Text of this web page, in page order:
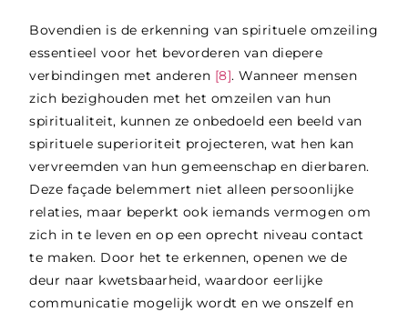
Bovendien is de erkenning van spirituele omzeiling
essentieel voor het bevorderen van diepere
verbindingen met anderen [8]. Wanneer mensen
zich bezighouden met het omzeilen van hun
spiritualiteit, kunnen ze onbedoeld een beeld van
spirituele superioriteit projecteren, wat hen kan
vervreemden van hun gemeenschap en dierbaren.
Deze façade belemmert niet alleen persoonlijke
relaties, maar beperkt ook iemands vermogen om
zich in te leven en op een oprecht niveau contact
te maken. Door het te erkennen, openen we de
deur naar kwetsbaarheid, waardoor eerlijke
communicatie mogelijk wordt en we onszelf en